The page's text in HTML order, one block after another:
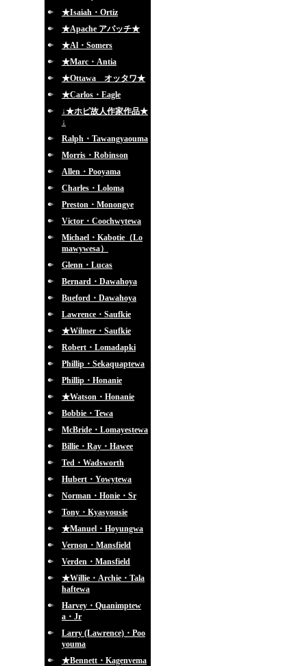
★Isaiah・Ortiz
★Apache アパッチ★
★Al・Somers
★Marc・Antia
★Ottawa オッタワ★
★Carlos・Eagle
↓★ホピ故人作家作品★
↓
Ralph・Tawangyaouma
Morris・Robinson
Allen・Pooyama
Charles・Loloma
Preston・Monongye
Victor・Coochwytewa
Michael・Kabotie（Lo
mawywesa）
Glenn・Lucas
Bernard・Dawahoya
Bueford・Dawahoya
Lawrence・Saufkie
★Wilmer・Saufkie
Robert・Lomadapki
Phillip・Sekaquaptewa
Phillip・Honanie
★Watson・Honanie
Bobbie・Tewa
McBride・Lomayestewa
Billie・Ray・Hawee
Ted・Wadsworth
Hubert・Yowytewa
Norman・Honie・Sr
Tony・Kyasyousie
★Manuel・Hoyungwa
Vernon・Mansfield
Verden・Mansfield
★Willie・Archie・Tala
haftewa
Harvey・Quanimptew
a・Jr
Larry (Lawrence)・Poo
youma
★Bennett・Kagenvema